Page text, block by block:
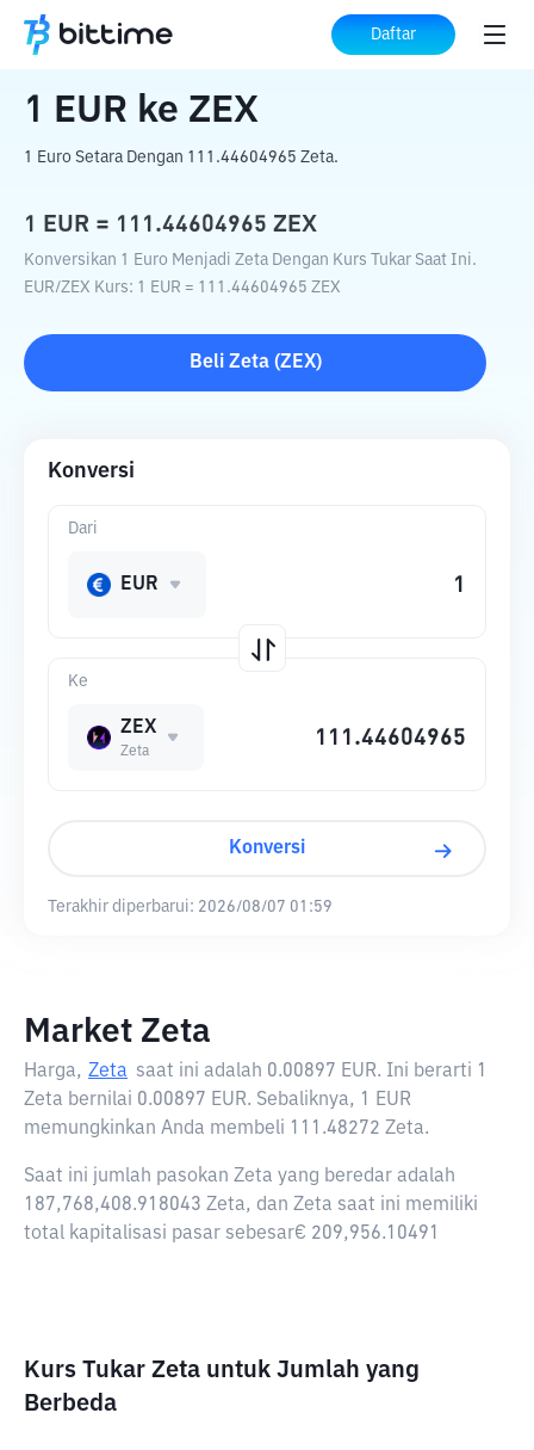
Daftar
Beranda Konverter Kripto ke ZEX
1 EUR ke ZEX
1 Euro Setara Dengan 111.44604965 Zeta.
1 EUR = 111.44604965 ZEX
Konversikan 1 Euro Menjadi Zeta Dengan Kurs Tukar Saat Ini.
EUR/ZEX Kurs: 1 EUR = 111.44604965 ZEX
Beli Zeta(ZEX)
Konversi
Ke
ZEX
Zeta
Dari
EUR
Konversi
Terakhir diperbarui: 2026/08/07 01:59
Market Zeta
Harga, Zeta saat ini adalah 0.00897 EUR. Ini berarti 1
Zeta bernilai 0.00897 EUR. Sebaliknya, 1 EUR
memungkinkan Anda membeli 111.48272 Zeta.
Saat ini jumlah pasokan Zeta yang beredar adalah
187,768,408.918043 Zeta, dan Zeta saat ini memiliki
total kapitalisasi pasar sebesar€ 209,956.10491
Kurs Tukar Zeta untuk Jumlah yang
Berbeda